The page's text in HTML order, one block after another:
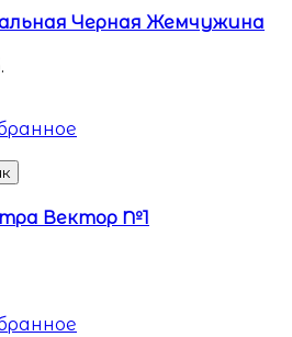
Черная Жемчужина
Вектор №1